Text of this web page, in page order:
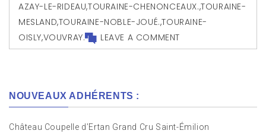
AZAY-LE-RIDEAU,TOURAINE-CHENONCEAUX.,TOURAINE-
MESLAND,TOURAINE-NOBLE-JOUÉ.,TOURAINE-
OISLY,VOUVRAY. LEAVE A COMMENT
NOUVEAUX ADHÉRENTS :
Château Coupelle d’Ertan Grand Cru Saint-Émilion